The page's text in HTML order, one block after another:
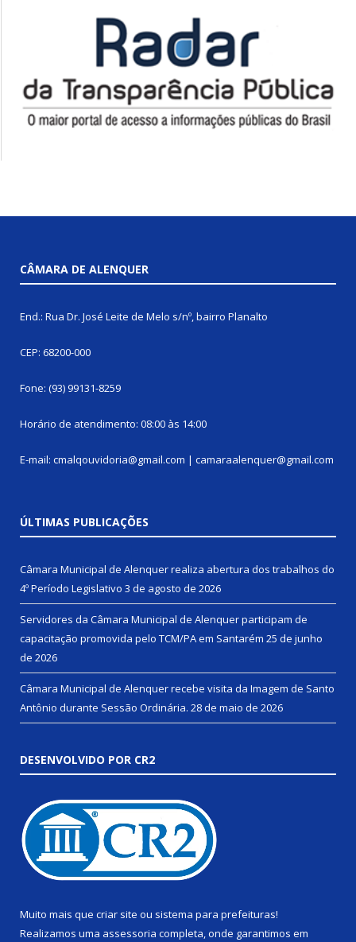
CÂMARA DE ALENQUER
End.: Rua Dr. José Leite de Melo s/nº, bairro Planalto
CEP: 68200-000
Fone: (93) 99131-8259
Horário de atendimento: 08:00 às 14:00
E-mail: cmalqouvidoria@gmail.com | camaraalenquer@gmail.com
ÚLTIMAS PUBLICAÇÕES
Câmara Municipal de Alenquer realiza abertura dos trabalhos do
4º Período Legislativo 3 de agosto de 2026
Servidores da Câmara Municipal de Alenquer participam de
capacitação promovida pelo TCM/PA em Santarém 25 de junho
de 2026
Câmara Municipal de Alenquer recebe visita da Imagem de Santo
Antônio durante Sessão Ordinária. 28 de maio de 2026
DESENVOLVIDO POR CR2
Muito mais que criar site ou sistema para prefeituras!
Realizamos uma assessoria completa, onde garantimos em